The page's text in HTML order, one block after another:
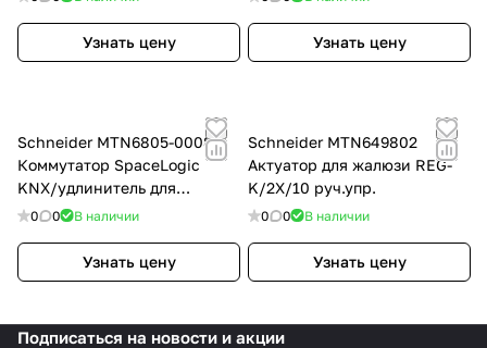
Узнать цену
KNX SecureУзнать цену
Schneider MTN6805-0008
Коммутатор SpaceLogic
KNX/удлинитель для
жалюзи, 8 каналов,
0 0 В наличии
Узнать цену
Schneider MTN649802
Актуатор для жалюзи REG-
K/2X/10 руч.упр.
0 0 В наличии
Узнать цену
Подписаться на новости и акции